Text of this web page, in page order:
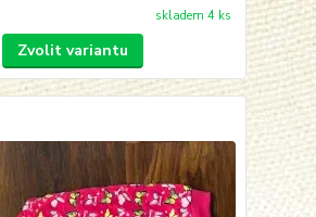
skladem 4 ks
Zvolit variantu